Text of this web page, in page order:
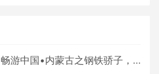
畅游中国•内蒙古之钢铁骄子，魅力包头